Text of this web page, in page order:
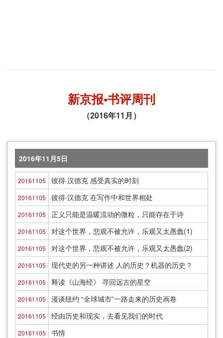
新京报•书评周刊
（2016年11月）
2016年11月5日
20161105 彼得·汉德克 感受真实的时刻
20161105 彼得·汉德克 在写作中和世界相处
20161105 正义只能是温暖流动的微粒，只能存在于诗
20161105 对这个世界，悲观不被允许，乐观又太愚蠢(1)
20161105 对这个世界，悲观不被允许，乐观又太愚蠢(2)
20161105 现代史的另一种讲述 人的历史？机器的历史？
20161105 释读《山海经》 寻回远古的星空
20161105 漫谈纽约 “全球城市”一路走来的历史画卷
20161105 经由历史和现实，去看见我们的时代
20161105 书情